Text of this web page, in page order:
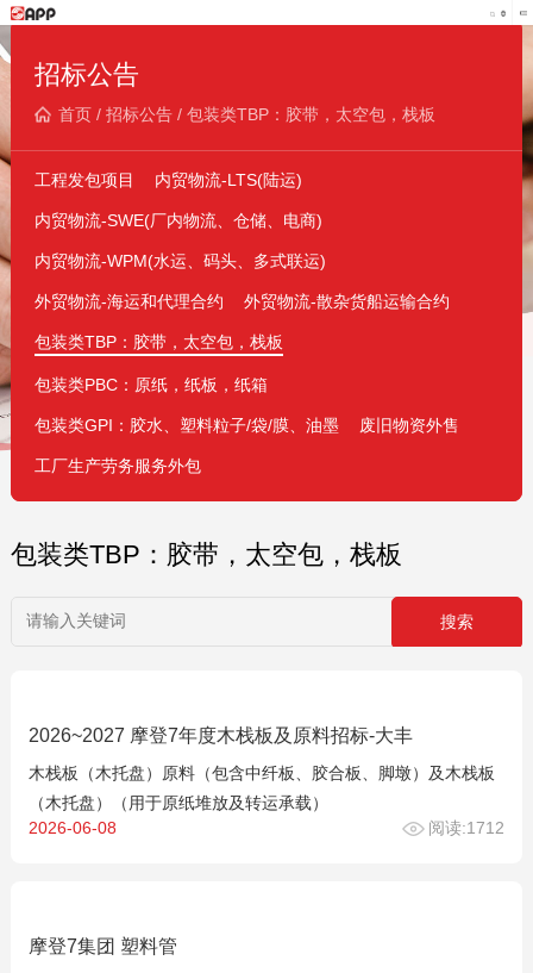
招标公告
首页/ 招标公告/ 包装类TBP：胶带，太空包，栈板
工程发包项目 内贸物流-LTS(陆运)
内贸物流-SWE(厂内物流、仓储、电商)
内贸物流-WPM(水运、码头、多式联运)
外贸物流-海运和代理合约 外贸物流-散杂货船运输合约
包装类TBP：胶带，太空包，栈板
包装类PBC：原纸，纸板，纸箱
包装类GPI：胶水、塑料粒子/袋/膜、油墨 废旧物资外售
工厂生产劳务服务外包
包装类TBP：胶带，太空包，栈板
2026~2027 摩登7年度木栈板及原料招标-大丰
木栈板（木托盘）原料（包含中纤板、胶合板、脚墩）及木栈板
（木托盘）（用于原纸堆放及转运承载）
2026-06-08
阅读:1712
摩登7集团 塑料管